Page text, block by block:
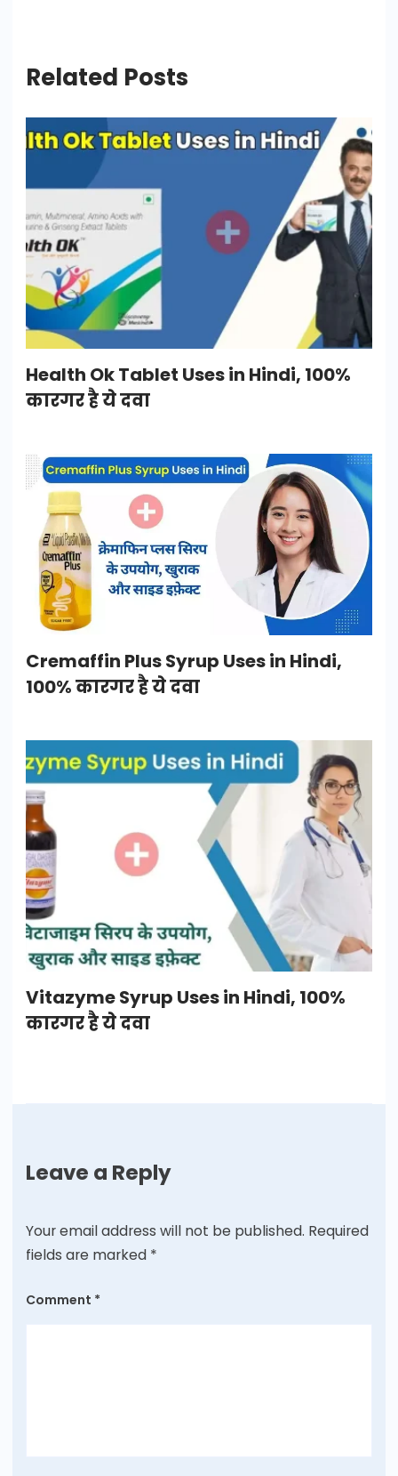
Related Posts
Health Ok Tablet Uses in Hindi, 100%
कारगर है ये दवा
Cremaffin Plus Syrup Uses in Hindi,
100% कारगर है ये दवा
Vitazyme Syrup Uses in Hindi, 100%
कारगर है ये दवा
Leave a Reply
Your email address will not be published. Required
fields are marked *
Comment *